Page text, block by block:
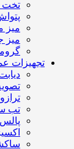
تخت
میز
میز
تجهیزات
ترازو
تب